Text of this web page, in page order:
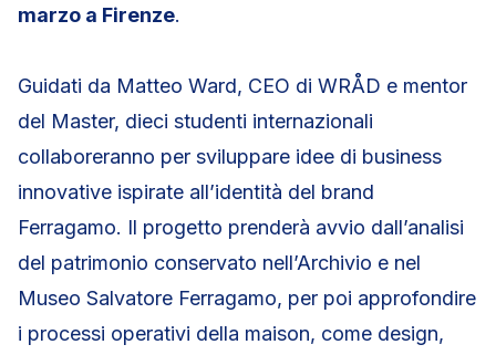
marzo a Firenze.
Guidati da Matteo Ward, CEO di WRÅD e mentor
del Master, dieci studenti internazionali
collaboreranno per sviluppare idee di business
innovative ispirate all’identità del brand
Ferragamo. Il progetto prenderà avvio dall’analisi
del patrimonio conservato nell’Archivio e nel
Museo Salvatore Ferragamo, per poi approfondire
i processi operativi della maison, come design,